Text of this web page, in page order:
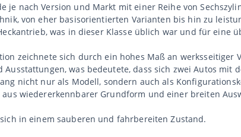
je nach Version und Markt mit einer Reihe von
von eher basisorientierten Varianten bis hin zu
was in dieser Klasse üblich war und für eine
zeichnete sich durch ein hohes Maß an
was bedeutete, dass sich zwei Autos
nicht nur als Modell, sondern auch als
wiedererkennbarer Grundform und einer breiten
in einem sauberen und fahrbereiten Zustand.